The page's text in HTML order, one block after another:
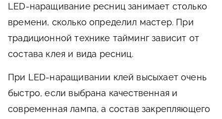
LED-наращивание ресниц занимает столько
времени, сколько определил мастер. При
традиционной технике тайминг зависит от
состава клея и вида ресниц.
При LED-наращивании клей высыхает очень
быстро, если выбрана качественная и
современная лампа, а состав закрепляющего